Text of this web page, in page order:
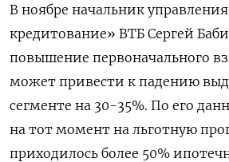
В ноябре начальник
кредитование» ВТБ Сергей
повышение первоначального
может привести к падению
сегменте на 30-35%. По его
на тот момент на льготную
приходилось более 50%